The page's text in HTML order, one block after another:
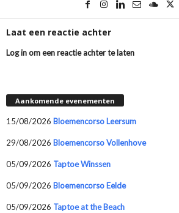
Laat een reactie achter
Log in om een reactie achter te laten
Aankomende evenementen
15/08/2026 Bloemencorso Leersum
29/08/2026 Bloemencorso Vollenhove
05/09/2026 Taptoe Winssen
05/09/2026 Bloemencorso Eelde
05/09/2026 Taptoe at the Beach